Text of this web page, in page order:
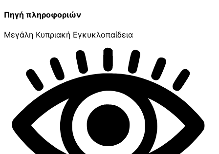
Πηγή πληροφοριών
Μεγάλη Κυπριακή Εγκυκλοπαίδεια